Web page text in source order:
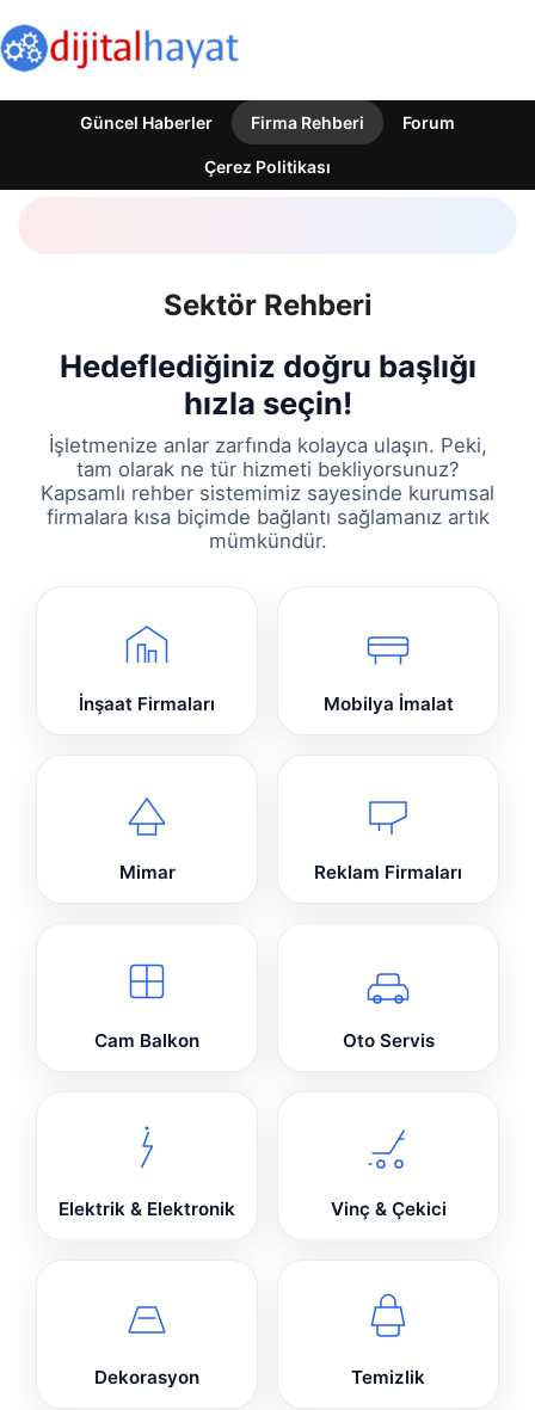
Güncel Haberler Firma Rehberi Forum
Çerez Politikası
Sektör Rehberi
Hedeflediğiniz doğru başlığı
hızla seçin!
İşletmenize anlar zarfında kolayca ulaşın. Peki,
tam olarak ne tür hizmeti bekliyorsunuz?
Kapsamlı rehber sistemimiz sayesinde kurumsal
firmalara kısa biçimde bağlantı sağlamanız artık
mümkündür.
İnşaat Firmaları Mobilya İmalat
Mimar Reklam Firmaları
Cam Balkon Oto Servis
Elektrik & Elektronik Vinç & Çekici
Dekorasyon Temizlik